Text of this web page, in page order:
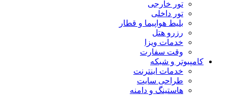
تور خارجی
تور داخلی
بلیط هواپیما و قطار
رزرو هتل
خدمات ویزا
وقت سفارت
کامپیوتر و شبکه
خدمات اینترنت
طراحی سایت
هاستینگ و دامنه